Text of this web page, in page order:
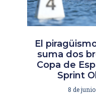
El
suma dos
Copa de
Sprint
8 de